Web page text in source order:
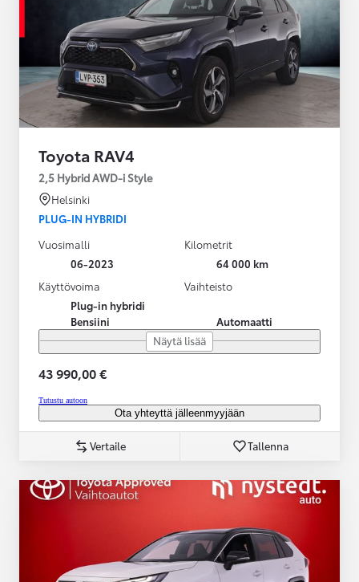
Toyota RAV4
2,5 Hybrid AWD-i Style
Helsinki
PLUG-IN HYBRIDI
Vuosimalli
06-2023
Kilometrit
64 000 km
Käyttövoima
Plug-in hybridi
Bensiini
Vaihteisto
Automaatti
Näytä lisää
43 990,00 €
Tutustu autoon
Ota yhteyttä jälleenmyyjään
Vertaile Tallenna